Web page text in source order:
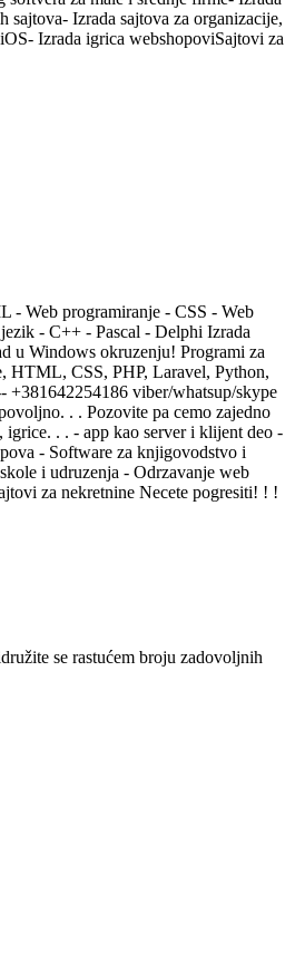
Izrada sajtova za organizacije,
Izrada igrica webshopoviSajtovi za
- Web programiranje - CSS - Web
- C++ - Pascal - Delphi Izrada
u Windows okruzenju! Programi za
HTML, CSS, PHP, Laravel, Python,
viber/whatsup/skype
. . Pozovite pa cemo zajedno
igrice. . . - app kao server i klijent deo -
- Software za knjigovodstvo i
i udruzenja - Odrzavanje web
za nekretnine Necete pogresiti! ! !
se rastućem broju zadovoljnih